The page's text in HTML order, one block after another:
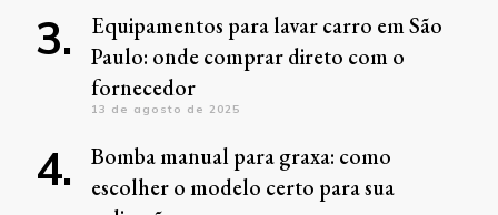
Equipamentos para lavar carro em São
Paulo: onde comprar direto com o
fornecedor
13 de agosto de 2025
Bomba manual para graxa: como
escolher o modelo certo para sua